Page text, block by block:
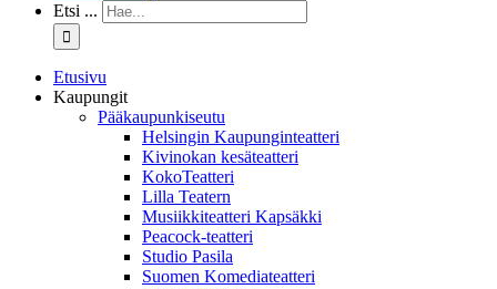
Etsi ...
Etusivu
Kaupungit
Pääkaupunkiseutu
Helsingin Kaupunginteatteri
Kivinokan kesäteatteri
KokoTeatteri
Lilla Teatern
Musiikkiteatteri Kapsäkki
Peacock-teatteri
Studio Pasila
Suomen Komediateatteri